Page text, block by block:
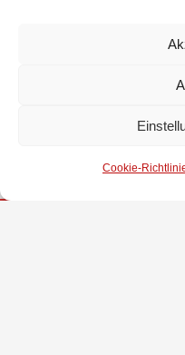
Cookie-
Zum Abschluss bedankten sich
und Sven Lüßen bei Christian
wünschen sie Melina und Julian